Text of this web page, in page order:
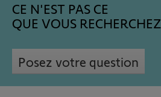
CE N'EST PAS CE
QUE VOUS RECHERCHEZ
Posez votre question